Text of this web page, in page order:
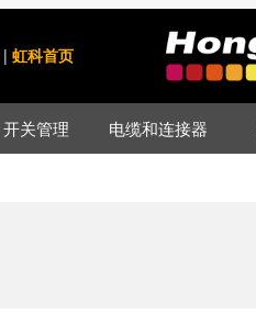
| 虹科首页
开关管理 电缆和连接器